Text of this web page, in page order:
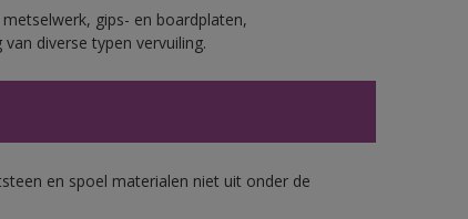
gips- en boardplaten,
diverse typen vervuiling.
en spoel materialen niet uit onder de